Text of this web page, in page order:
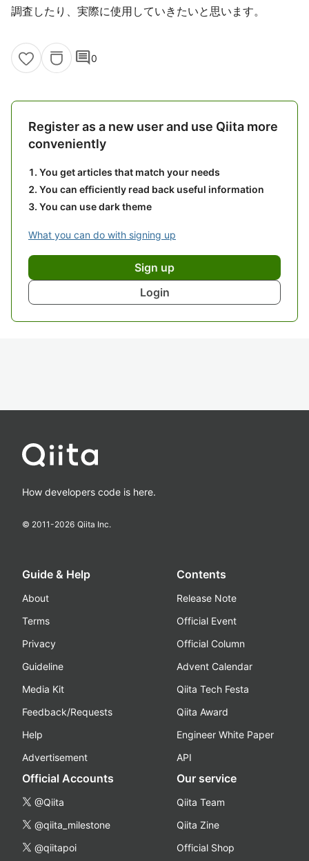
調査したり、実際に使用していきたいと思います。
comment0
Register as a new user and use Qiita more
conveniently
You get articles that match your needs
You can efficiently read back useful information
You can use dark theme
What you can do with signing up
Sign up
Login
How developers code is here.
© 2011-2026 Qiita Inc.
Guide & Help
About
Terms
Privacy
Guideline
Media Kit
Feedback/Requests
Help
Advertisement
Contents
Release Note
Official Event
Official Column
Advent Calendar
Qiita Tech Festa
Qiita Award
Engineer White Paper
API
Official Accounts
@Qiita
@qiita_milestone
@qiitapoi
Our service
Qiita Team
Qiita Zine
Official Shop